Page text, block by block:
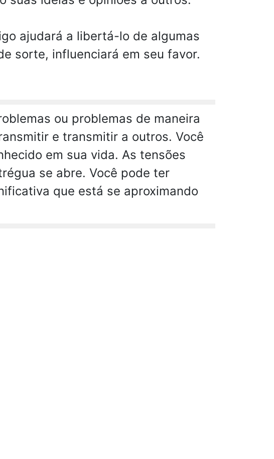
ajudará a libertá-lo de algumas
sorte, influenciará em seu favor.
ou problemas de maneira
e transmitir a outros. Você
em sua vida. As tensões
se abre. Você pode ter
que está se aproximando